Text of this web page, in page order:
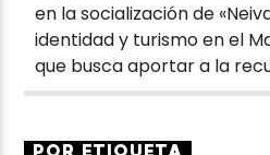
en la socialización de
identidad y turismo en el
que busca aportar a la